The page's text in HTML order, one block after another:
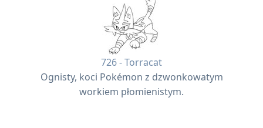
726 - Torracat
Ognisty, koci Pokémon z dzwonkowatym
workiem płomienistym.